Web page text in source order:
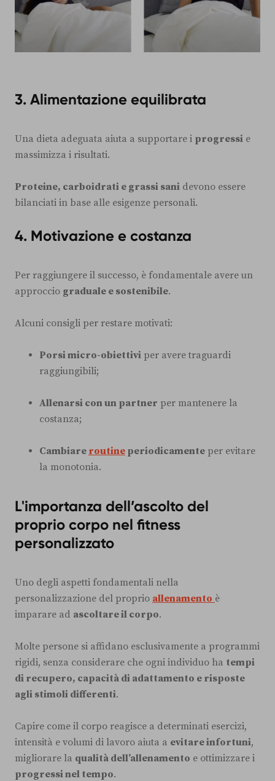
3. Alimentazione equilibrata
Una dieta adeguata aiuta a supportare i progressi e
massimizza i risultati.
Proteine, carboidrati e grassi sani devono essere
bilanciati in base alle esigenze personali.
4. Motivazione e costanza
Per raggiungere il successo, è fondamentale avere un
approccio graduale e sostenibile.
Alcuni consigli per restare motivati:
Porsi micro-obiettivi per avere traguardi
raggiungibili;
Allenarsi con un partner per mantenere la
costanza;
Cambiare routine periodicamente per evitare
la monotonia.
L'importanza dell’ascolto del
proprio corpo nel fitness
personalizzato
Uno degli aspetti fondamentali nella
personalizzazione del proprio allenamento è
imparare ad ascoltare il corpo.
Molte persone si affidano esclusivamente a programmi
rigidi, senza considerare che ogni individuo ha tempi
di recupero, capacità di adattamento e risposte
agli stimoli differenti.
Capire come il corpo reagisce a determinati esercizi,
intensità e volumi di lavoro aiuta a evitare infortuni,
migliorare la qualità dell’allenamento e ottimizzare i
progressi nel tempo.